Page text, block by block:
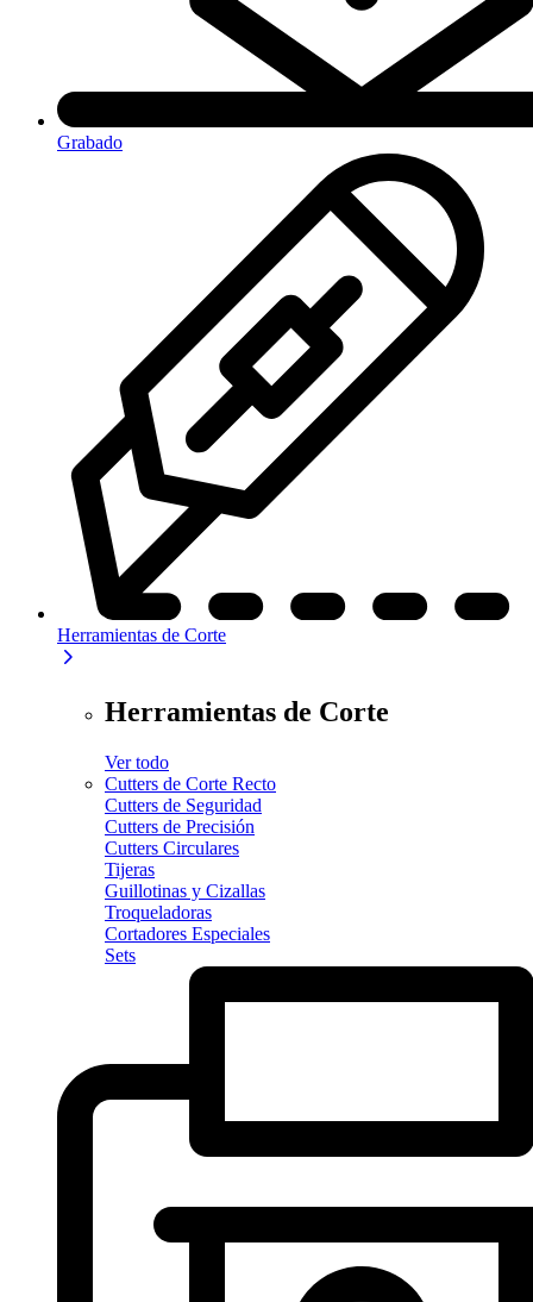
Grabado
Herramientas de Corte
Herramientas de Corte
Ver todo
Cutters de Corte Recto
Cutters de Seguridad
Cutters de Precisión
Cutters Circulares
Tijeras
Guillotinas y Cizallas
Troqueladoras
Cortadores Especiales
Sets